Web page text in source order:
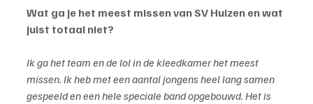
Wat ga je het meest missen van SV Huizen en wat
juist totaal niet?
Ik ga het team en de lol in de kleedkamer het meest
missen. Ik heb met een aantal jongens heel lang samen
gespeeld en een hele speciale band opgebouwd. Het is